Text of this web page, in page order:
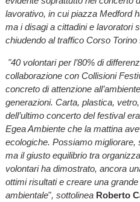
lavorativo, in cui piazza Medford
ma i disagi a cittadini e lavoratori
chiudendo al traffico Corso Torino
"40 volontari per l’80% di
collaborazione con Collisioni
concreto di attenzione
generazioni. Carta, plastica,
dell’ultimo concerto del festival
Egea Ambiente che la mattina
ecologiche. Possiamo migliorare,
ma il giusto equilibrio tra
volontari ha dimostrato, ancora
ottimi risultati e creare una
ambientale", sottolinea Roberto